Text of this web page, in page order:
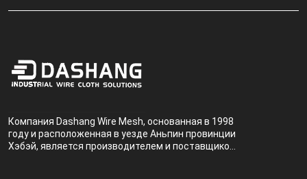
Компания Dashang Wire Mesh, основанная в 1998
году и расположенная в уезде Аньпин провинции
Хэбэй, является производителем и поставщиком,